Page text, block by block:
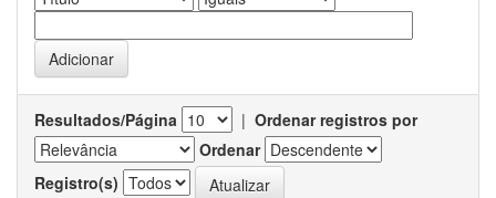
Resultados/Página | Ordenar registros por
Ordenar
Registro(s)